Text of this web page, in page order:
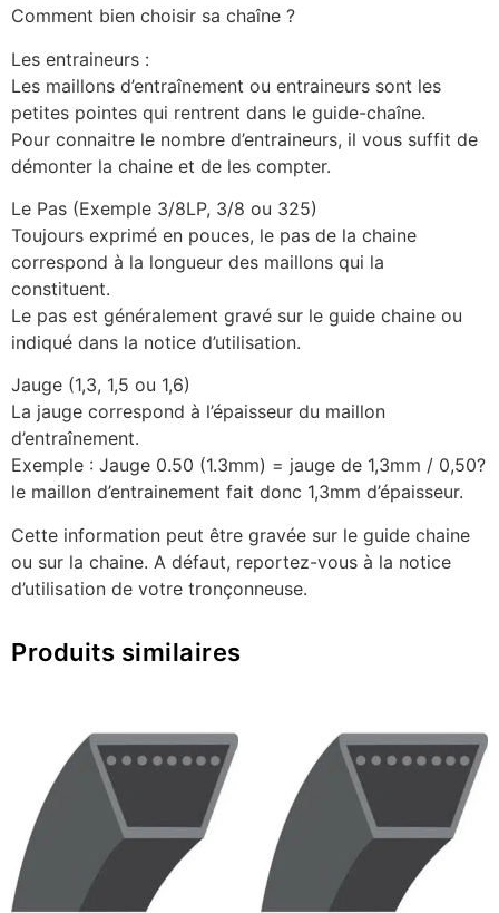
Comment bien choisir sa chaîne ?
Les entraineurs :
Les maillons d’entraînement ou entraineurs sont les
petites pointes qui rentrent dans le guide-chaîne.
Pour connaitre le nombre d’entraineurs, il vous suffit de
démonter la chaine et de les compter.
Le Pas (Exemple 3/8LP, 3/8 ou 325)
Toujours exprimé en pouces, le pas de la chaine
correspond à la longueur des maillons qui la
constituent.
Le pas est généralement gravé sur le guide chaine ou
indiqué dans la notice d’utilisation.
Jauge (1,3, 1,5 ou 1,6)
La jauge correspond à l’épaisseur du maillon
d’entraînement.
Exemple : Jauge 0.50 (1.3mm) = jauge de 1,3mm / 0,50?
le maillon d’entrainement fait donc 1,3mm d’épaisseur.
Cette information peut être gravée sur le guide chaine
ou sur la chaine. A défaut, reportez-vous à la notice
d’utilisation de votre tronçonneuse.
Produits similaires